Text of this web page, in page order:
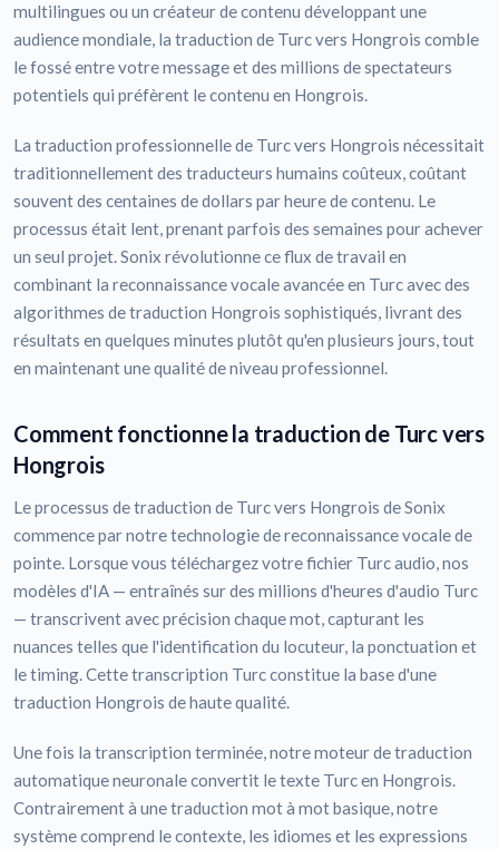
multilingues ou un créateur de contenu développant une
audience mondiale, la traduction de Turc vers Hongrois comble
le fossé entre votre message et des millions de spectateurs
potentiels qui préfèrent le contenu en Hongrois.
La traduction professionnelle de Turc vers Hongrois nécessitait
traditionnellement des traducteurs humains coûteux, coûtant
souvent des centaines de dollars par heure de contenu. Le
processus était lent, prenant parfois des semaines pour achever
un seul projet. Sonix révolutionne ce flux de travail en
combinant la reconnaissance vocale avancée en Turc avec des
algorithmes de traduction Hongrois sophistiqués, livrant des
résultats en quelques minutes plutôt qu'en plusieurs jours, tout
en maintenant une qualité de niveau professionnel.
Comment fonctionne la traduction de Turc vers
Hongrois
Le processus de traduction de Turc vers Hongrois de Sonix
commence par notre technologie de reconnaissance vocale de
pointe. Lorsque vous téléchargez votre fichier Turc audio, nos
modèles d'IA — entraînés sur des millions d'heures d'audio Turc
— transcrivent avec précision chaque mot, capturant les
nuances telles que l'identification du locuteur, la ponctuation et
le timing. Cette transcription Turc constitue la base d'une
traduction Hongrois de haute qualité.
Une fois la transcription terminée, notre moteur de traduction
automatique neuronale convertit le texte Turc en Hongrois.
Contrairement à une traduction mot à mot basique, notre
système comprend le contexte, les idiomes et les expressions